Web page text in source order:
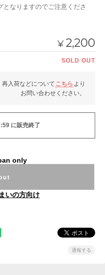
となりますのでご注意くださ
¥2,200
SOLD OUT
再入荷などについて こちら より
お問い合わせください。
に販売終了
only
いの方向け
通報する